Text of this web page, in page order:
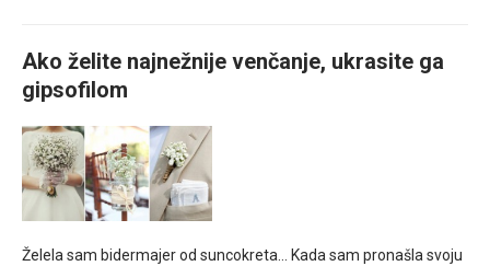
Ako želite najnežnije venčanje, ukrasite ga
gipsofilom
Želela sam bidermajer od suncokreta… Kada sam pronašla svoju